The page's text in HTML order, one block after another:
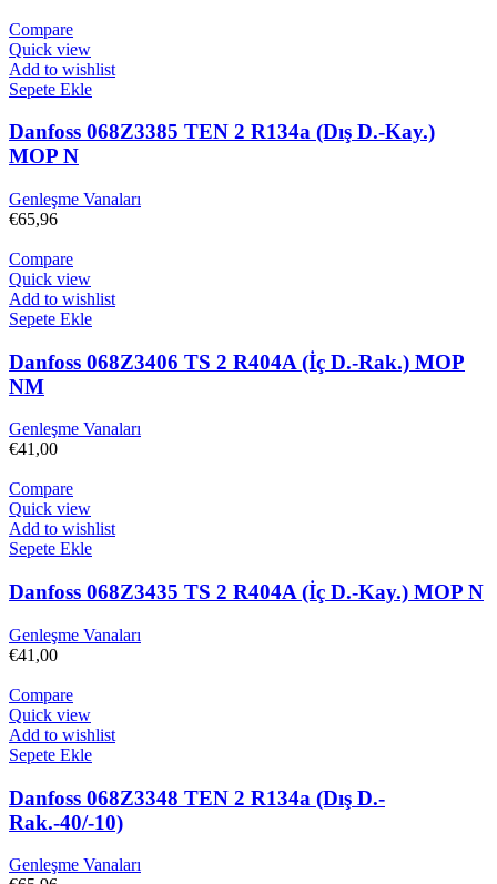
Compare
Quick view
Add to wishlist
Sepete Ekle
Danfoss 068Z3385 TEN 2 R134a (Dış D.-Kay.)
MOP N
Genleşme Vanaları
€65,96
Compare
Quick view
Add to wishlist
Sepete Ekle
Danfoss 068Z3406 TS 2 R404A (İç D.-Rak.) MOP
NM
Genleşme Vanaları
€41,00
Compare
Quick view
Add to wishlist
Sepete Ekle
Danfoss 068Z3435 TS 2 R404A (İç D.-Kay.) MOP N
Genleşme Vanaları
€41,00
Compare
Quick view
Add to wishlist
Sepete Ekle
Danfoss 068Z3348 TEN 2 R134a (Dış D.-
Rak.-40/-10)
Genleşme Vanaları